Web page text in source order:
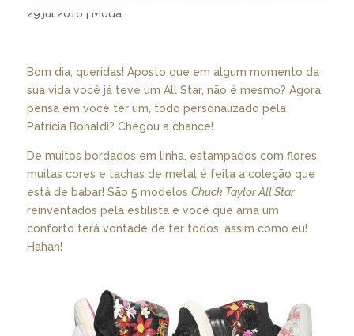
29.jul.2016 | Moda
Bom dia, queridas! Aposto que em algum momento da
sua vida você já teve um All Star, não é mesmo? Agora
pensa em você ter um, todo personalizado pela
Patrícia Bonaldi? Chegou a chance!
De muitos bordados em linha, estampados com flores,
muitas cores e tachas de metal é feita a coleção que
está de babar! São 5 modelos Chuck Taylor All Star
reinventados pela estilista e você que ama um
conforto terá vontade de ter todos, assim como eu!
Hahah!